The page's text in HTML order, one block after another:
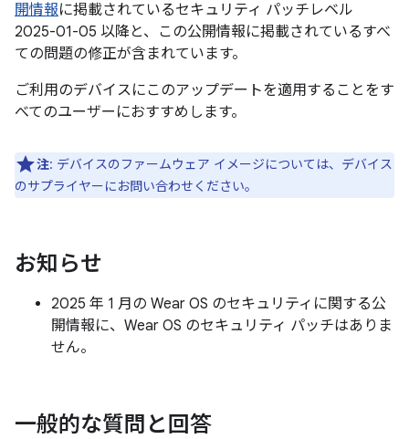
開情報に掲載されているセキュリティ パッチレベル
2025-01-05 以降と、この公開情報に掲載されているすべ
ての問題の修正が含まれています。
ご利用のデバイスにこのアップデートを適用することをす
べてのユーザーにおすすめします。
注: デバイスのファームウェア イメージについては、デバイス
のサプライヤーにお問い合わせください。
お知らせ
2025 年 1 月の Wear OS のセキュリティに関する公
開情報に、Wear OS のセキュリティ パッチはありま
せん。
一般的な質問と回答